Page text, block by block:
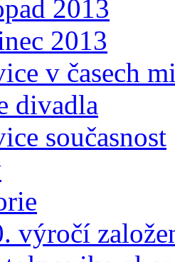
2013
2013
v časech
divadla
současnost
výročí